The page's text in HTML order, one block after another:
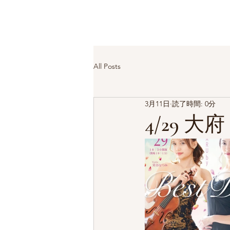
All Posts
4/29 大
3月11日 読了時間: 0分